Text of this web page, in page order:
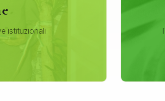
istituzionali